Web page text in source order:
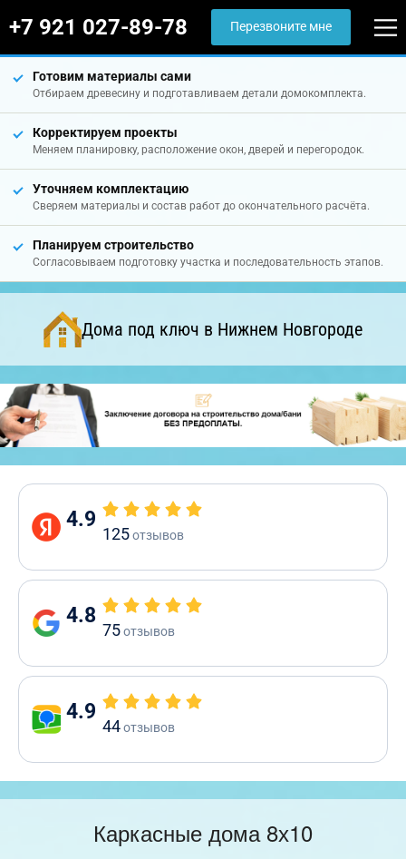
+7 921 027-89-78 Перезвоните мне
Готовим материалы сами
Отбираем древесину и подготавливаем детали домокомплекта.
Корректируем проекты
Меняем планировку, расположение окон, дверей и перегородок.
Уточняем комплектацию
Сверяем материалы и состав работ до окончательного расчёта.
Планируем строительство
Согласовываем подготовку участка и последовательность этапов.
Дома под ключ в Нижнем Новгороде
4.9
125отзывов
4.8
75отзывов
4.9
44отзывов
Каркасные дома 8х10